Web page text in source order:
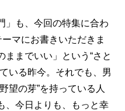
」も、今回の特集に合わ
マにお書きいただきま
ままでいい」という“さと
いる昨今。それでも、男
望の芽”を持っている人
、今日よりも、もっと幸